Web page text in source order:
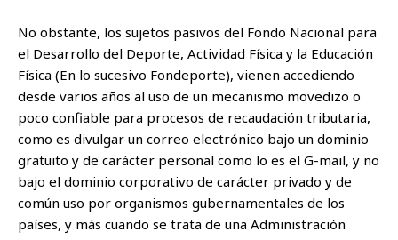
No obstante, los sujetos pasivos del Fondo Nacional para
el Desarrollo del Deporte, Actividad Física y la Educación
Física (En lo sucesivo Fondeporte), vienen accediendo
desde varios años al uso de un mecanismo movedizo o
poco confiable para procesos de recaudación tributaria,
como es divulgar un correo electrónico bajo un dominio
gratuito y de carácter personal como lo es el G-mail, y no
bajo el dominio corporativo de carácter privado y de
común uso por organismos gubernamentales de los
países, y más cuando se trata de una Administración